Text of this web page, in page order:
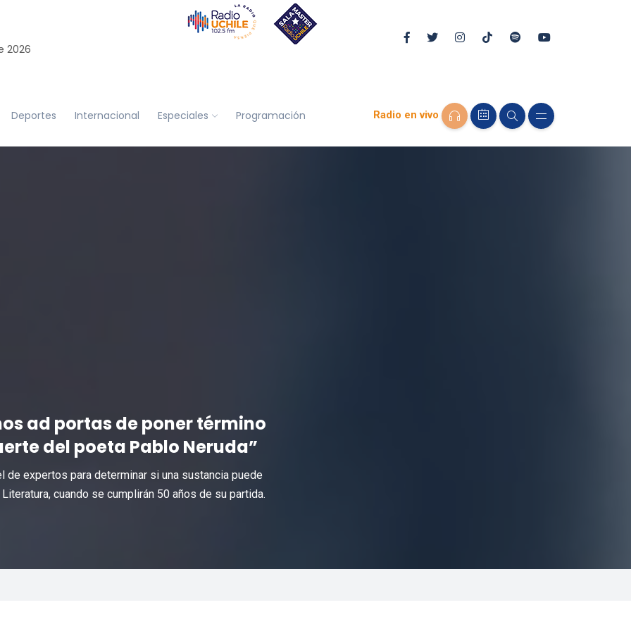
2026
Deportes Internacional Especiales Programación Radio en vivo
ad portas de poner término
del poeta Pablo Neruda”
expertos para determinar si una sustancia puede
cuando se cumplirán 50 años de su partida.